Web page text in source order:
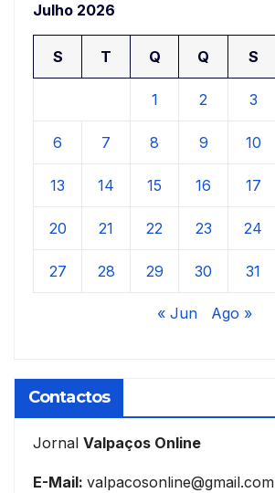
Julho 2026
S T Q Q S
1 2 3
6 7 8 9 10
13 14 15 16 17
20 21 22 23 24
27 28 29 30 31
« Jun Ago »
Contactos
Jornal Valpaços Online
E-Mail: valpacosonline@gmail.com